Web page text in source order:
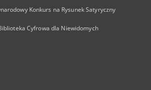
Konkurs na Rysunek Satyryczny
Cyfrowa dla Niewidomych